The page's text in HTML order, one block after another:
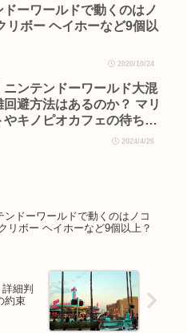
ドーワールドで動くのはノ
リボー ヘイホーなど9個以
2020/10/24
ニンテンドーワールド大混
回避方法はあるのか？ マリ
やキノピオカフェの待ち時
2024/4/26
ンドーワールドで動くのはノコ
リボー ヘイホーなど9個以上？
細判
約束